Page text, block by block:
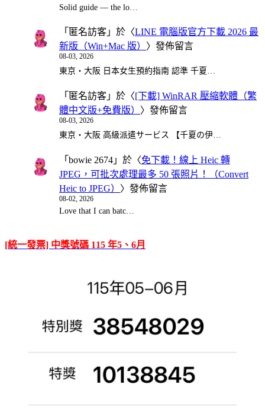
Solid guide — the lo…
「 匿名訪客 」於〈LINE 電腦版官方下載 2026 最
新版（Win+Mac 版） 〉發佈留言
08-03, 2026
東京・大阪 日本女生預約指南 認準 千夏…
「 匿名訪客 」於〈[下載] WinRAR 壓縮軟體（繁
體中文版+免費版） 〉發佈留言
08-03, 2026
東京・大阪 高級派遣サービス 【千夏の伊…
「 bowie 2674 」於〈免下載！線上 Heic 轉
JPEG，可批次處理最多 50 張照片！（Convert
Heic to JPEG） 〉發佈留言
08-02, 2026
Love that I can batc…
[統一發票] 中獎號碼 115 年5、6月